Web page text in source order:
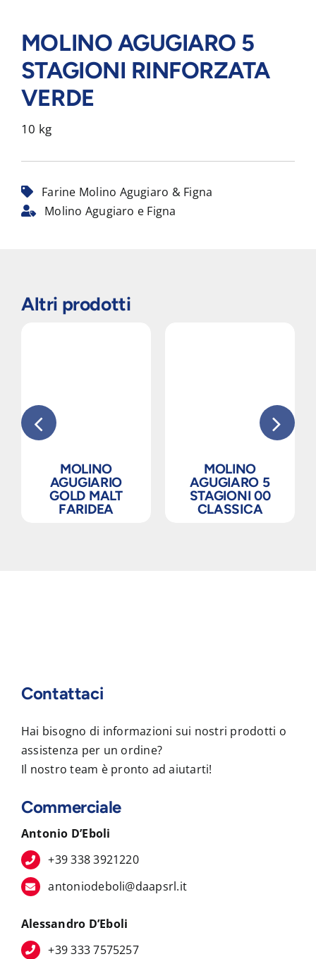
MOLINO AGUGIARO 5
STAGIONI RINFORZATA
VERDE
10 kg
Farine Molino Agugiaro & Figna
Molino Agugiaro e Figna
Altri prodotti
MOLINO
AGUGIARIO
GOLD MALT
FARIDEA
MOLINO
AGUGIARO 5
STAGIONI 00
CLASSICA
Contattaci
Hai bisogno di informazioni sui nostri prodotti o
assistenza per un ordine?
Il nostro team è pronto ad aiutarti!
Commerciale
Antonio D’Eboli
+39 338 3921220
antoniodeboli@daapsrl.it
Alessandro D’Eboli
+39 333 7575257